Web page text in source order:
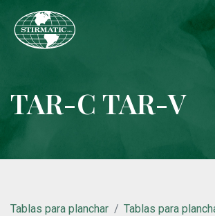
TAR-C TAR-V
Tablas para planchar
Tablas para